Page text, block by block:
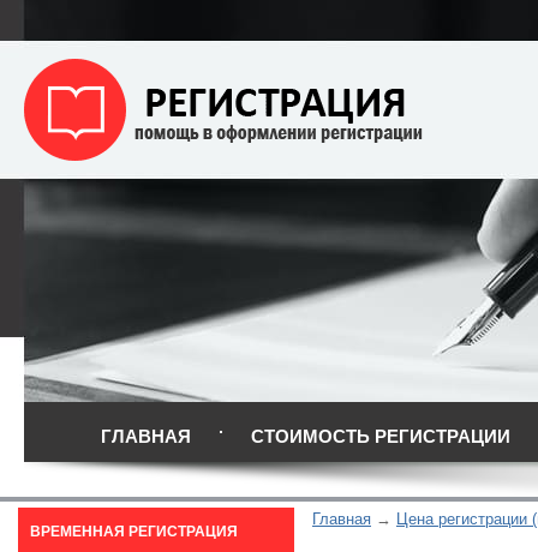
ГЛАВНАЯ СТОИМОСТЬ РЕГИСТРАЦИИ
Главная Цена регистрации
ВРЕМЕННАЯ РЕГИСТРАЦИЯ